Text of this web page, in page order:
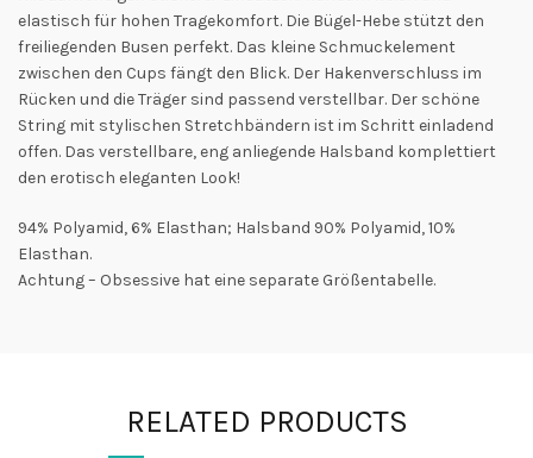
elastisch für hohen Tragekomfort. Die Bügel-Hebe stützt den
freiliegenden Busen perfekt. Das kleine Schmuckelement
zwischen den Cups fängt den Blick. Der Hakenverschluss im
Rücken und die Träger sind passend verstellbar. Der schöne
String mit stylischen Stretchbändern ist im Schritt einladend
offen. Das verstellbare, eng anliegende Halsband komplettiert
den erotisch eleganten Look!
94% Polyamid, 6% Elasthan; Halsband 90% Polyamid, 10%
Elasthan.
Achtung – Obsessive hat eine separate Größentabelle.
RELATED PRODUCTS